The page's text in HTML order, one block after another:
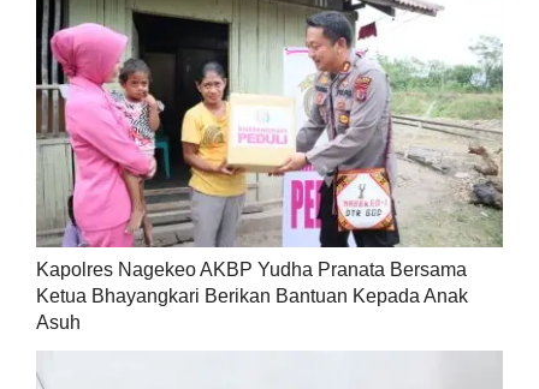
Kapolres Nagekeo AKBP Yudha Pranata Bersama
Ketua Bhayangkari Berikan Bantuan Kepada Anak
Asuh